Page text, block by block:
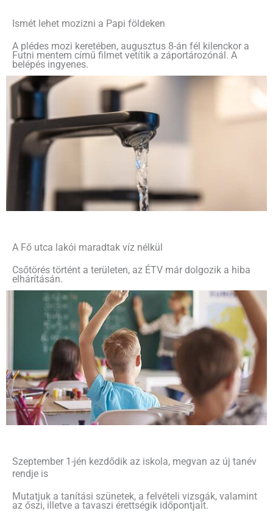
Ismét lehet mozizni a Papi földeken
A plédes mozi keretében, augusztus 8-án fél kilenckor a
Futni mentem című filmet vetítik a záportározónál. A
belépés ingyenes.
A Fő utca lakói maradtak víz nélkül
Csőtörés történt a területen, az ÉTV már dolgozik a hiba
elhárításán.
Szeptember 1-jén kezdődik az iskola, megvan az új tanév
rendje is
Mutatjuk a tanítási szünetek, a felvételi vizsgák, valamint
az őszi, illetve a tavaszi érettségik időpontjait.